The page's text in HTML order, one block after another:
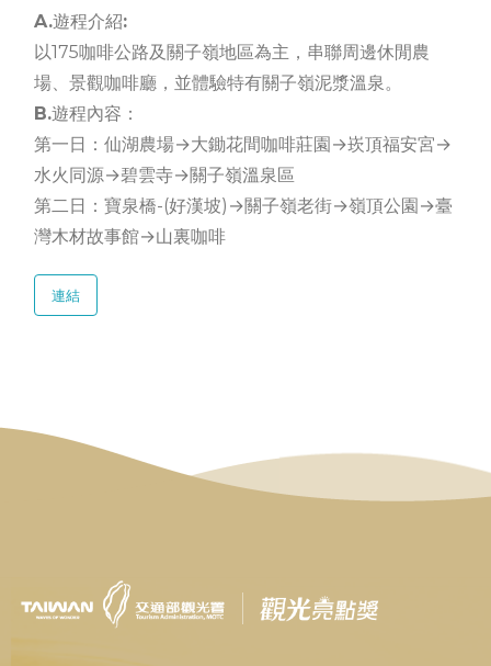
A.遊程介紹:
以175咖啡公路及關子嶺地區為主，串聯周邊休閒農
場、景觀咖啡廳，並體驗特有關子嶺泥漿溫泉。
B.遊程內容：
第一日：仙湖農場→大鋤花間咖啡莊園→崁頂福安宮→
水火同源→碧雲寺→關子嶺溫泉區
第二日：寶泉橋-(好漢坡)→關子嶺老街→嶺頂公園→臺
灣木材故事館→山裏咖啡
連結